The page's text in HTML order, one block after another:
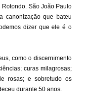
São João Paulo
canonização que bateu
dizer que ele é o
como o discernimento
curas milagrosas;
rosas; e sobretudo os
durante 50 anos.